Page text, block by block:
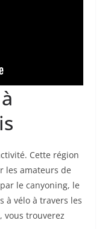
Cette région
les amateurs de
le canyoning, le
à vélo à travers les
vous trouverez